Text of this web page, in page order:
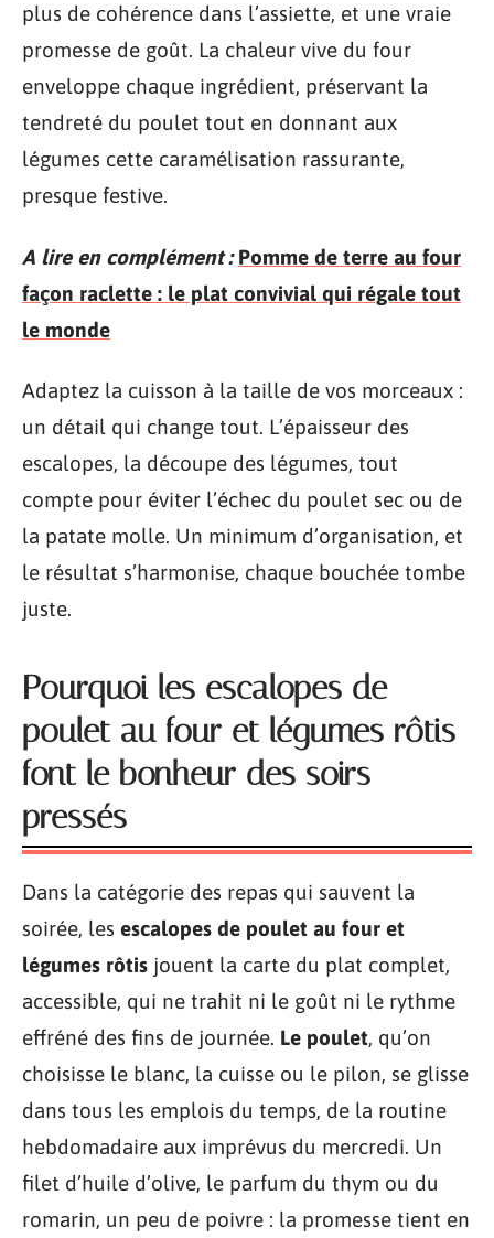
plus de cohérence dans l’assiette, et une vraie
promesse de goût. La chaleur vive du four
enveloppe chaque ingrédient, préservant la
tendreté du poulet tout en donnant aux
légumes cette caramélisation rassurante,
presque festive.
A lire en complément : Pomme de terre au four
façon raclette : le plat convivial qui régale tout
le monde
Adaptez la cuisson à la taille de vos morceaux :
un détail qui change tout. L’épaisseur des
escalopes, la découpe des légumes, tout
compte pour éviter l’échec du poulet sec ou de
la patate molle. Un minimum d’organisation, et
le résultat s’harmonise, chaque bouchée tombe
juste.
Pourquoi les escalopes de
poulet au four et légumes rôtis
font le bonheur des soirs
pressés
Dans la catégorie des repas qui sauvent la
soirée, les escalopes de poulet au four et
légumes rôtis jouent la carte du plat complet,
accessible, qui ne trahit ni le goût ni le rythme
effréné des fins de journée. Le poulet, qu’on
choisisse le blanc, la cuisse ou le pilon, se glisse
dans tous les emplois du temps, de la routine
hebdomadaire aux imprévus du mercredi. Un
filet d’huile d’olive, le parfum du thym ou du
romarin, un peu de poivre : la promesse tient en